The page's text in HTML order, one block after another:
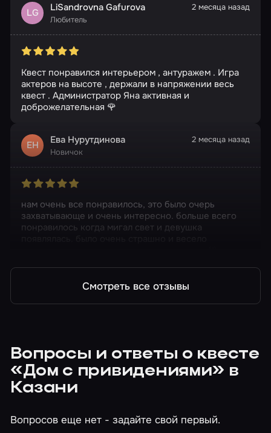
LG LiSandrovna Gafurova
Любитель
2 месяца назад
Квест понравился интерьером , антуражем . Игра
актеров на высоте , держали в напряжении весь
квест . Администратор Яна активная и
доброжелательная 🌹
ЕН Ева Нурутдинова
Новичок
2 месяца назад
нам очень все понравилось, это было очерь
захватывающе и очень интересно. больше всего
понравилось когда мигал свет и девушка
Смотреть все отзывы
Вопросы и ответы о квесте
«Дом с привидениями» в
Казани
Вопросов еще нет - задайте свой первый.